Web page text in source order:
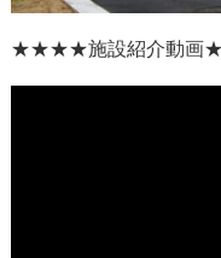
★★★★施設紹介動画